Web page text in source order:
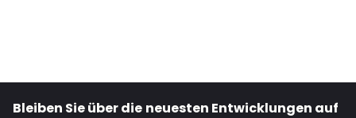
Bleiben Sie über die neuesten Entwicklungen auf